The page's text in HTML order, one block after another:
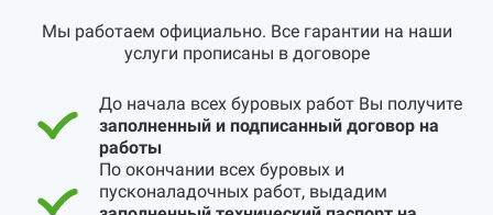
Мы работаем официально. Все гарантии на наши
услуги прописаны в договоре
До начала всех буровых работ Вы получите
заполненный и подписанный договор на
работы
По окончании всех буровых и
пусконаладочных работ, выдадим